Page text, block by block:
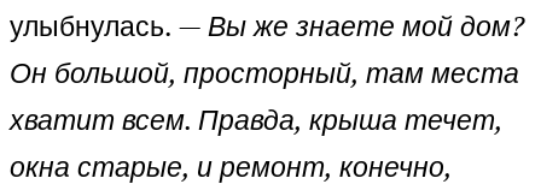
улыбнулась. — Вы же знаете мой дом?
Он большой, просторный, там места
хватит всем. Правда, крыша течет,
окна старые, и ремонт, конечно,